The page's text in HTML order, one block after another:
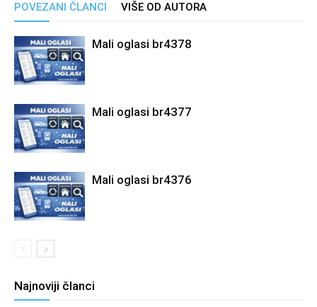
POVEZANI ČLANCI VIŠE OD AUTORA
Mali oglasi br4378
Mali oglasi br4377
Mali oglasi br4376
Najnoviji članci